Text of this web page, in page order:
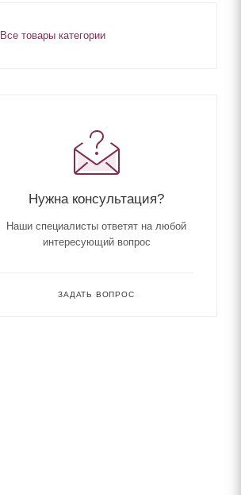
Все товары категории
Нужна консультация?
Наши специалисты ответят на любой
интересующий вопрос
ЗАДАТЬ ВОПРОС